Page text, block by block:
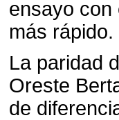
ensayo con
más rápido.
La paridad
Oreste
de